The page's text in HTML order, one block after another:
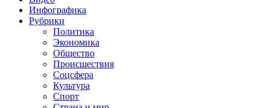
Инфографика
Рубрики
Политика
Экономика
Общество
Происшествия
Соцсфера
Культура
Спорт